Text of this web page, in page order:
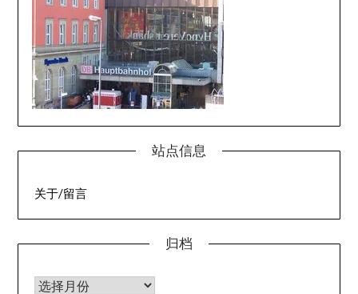
站点信息
关于/留言
归档
归档